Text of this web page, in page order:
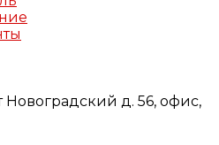
Новоградский д. 56, офис,